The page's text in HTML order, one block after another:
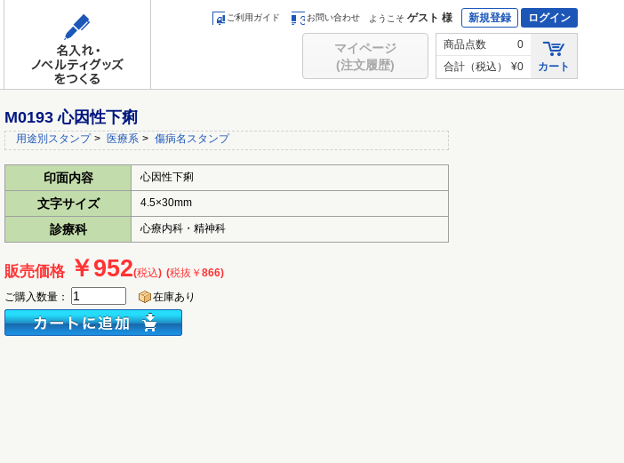
ご利用ガイド お問い合わせ ようこそ ゲスト 様 新規登録 ログイン
マイページ
(注文履歴)
商品点数
0
合計（税込）
¥0 カート
M0193 心因性下痢
用途別スタンプ > 医療系 > 傷病名スタンプ
印面内容 心因性下痢
文字サイズ 4.5×30mm
診療科 心療内科・精神科
販売価格 ￥952(税込) (税抜￥866)
ご購入数量： 在庫あり